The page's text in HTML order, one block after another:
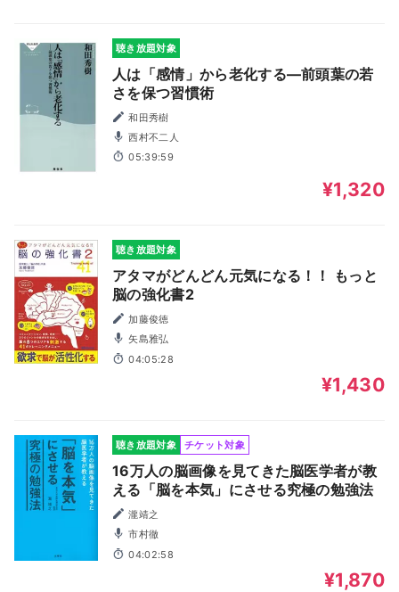
聴き放題対象
人は「感情」から老化する―前頭葉の若
さを保つ習慣術
和田秀樹
西村不二人
05:39:59
¥1,320
聴き放題対象
アタマがどんどん元気になる！！ もっと
脳の強化書2
加藤俊徳
矢島雅弘
04:05:28
¥1,430
聴き放題対象 チケット対象
16万人の脳画像を見てきた脳医学者が教
える「脳を本気」にさせる究極の勉強法
瀧靖之
市村徹
04:02:58
¥1,870